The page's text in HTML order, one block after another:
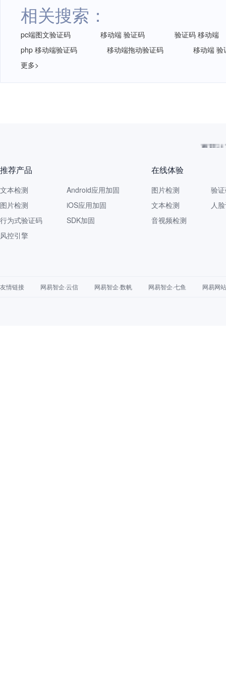
相关搜索：
pc端图文验证码 移动端 验证码
验证码 移动端
php 移动端验证码
移动端拖动验证码
移动端 验
更多>
再获
推荐产品
文本检测
图片检测
行为式验证码
风控引擎
Android应用加固
iOS应用加固
SDK加固
在线体验
图片检测
文本检测
音视频检测
验
人
友情链接 网易智企·云信 网易智企·数帆 网易智企·七鱼 网易网